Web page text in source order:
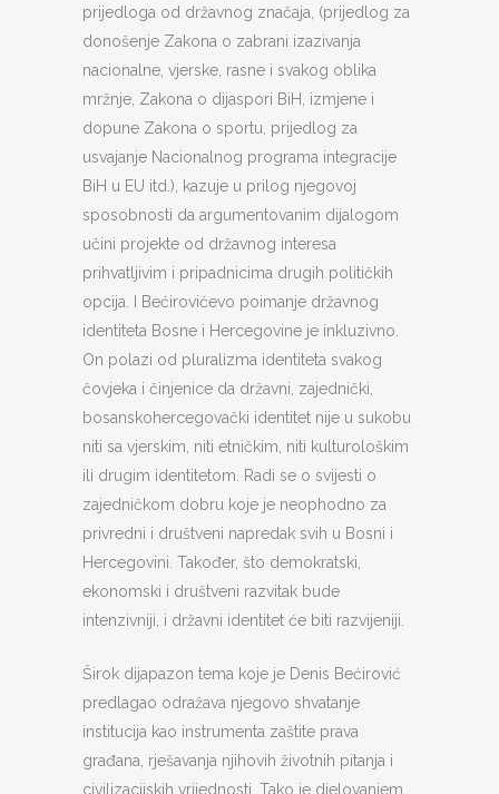
prijedloga od državnog značaja, (prijedlog za
donošenje Zakona o zabrani izazivanja
nacionalne, vjerske, rasne i svakog oblika
mržnje, Zakona o dijaspori BiH, izmjene i
dopune Zakona o sportu, prijedlog za
usvajanje Nacionalnog programa integracije
BiH u EU itd.), kazuje u prilog njegovoj
sposobnosti da argumentovanim dijalogom
učini projekte od državnog interesa
prihvatljivim i pripadnicima drugih političkih
opcija. I Bećirovićevo poimanje državnog
identiteta Bosne i Hercegovine je inkluzivno.
On polazi od pluralizma identiteta svakog
čovjeka i činjenice da državni, zajednički,
bosanskohercegovački identitet nije u sukobu
niti sa vjerskim, niti etničkim, niti kulturološkim
ili drugim identitetom. Radi se o svijesti o
zajedničkom dobru koje je neophodno za
privredni i društveni napredak svih u Bosni i
Hercegovini. Također, što demokratski,
ekonomski i društveni razvitak bude
intenzivniji, i državni identitet će biti razvijeniji.
Širok dijapazon tema koje je Denis Bećirović
predlagao odražava njegovo shvatanje
institucija kao instrumenta zaštite prava
građana, rješavanja njihovih životnih pitanja i
civilizacijskih vrijednosti. Tako je djelovanjem